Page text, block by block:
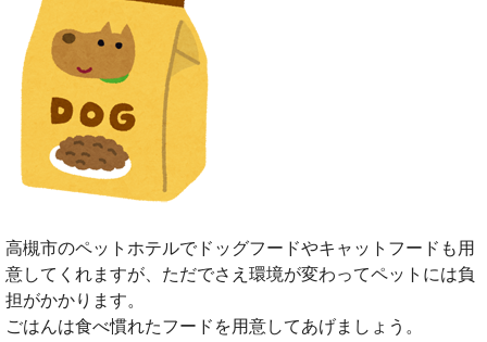
高槻市のペットホテルでドッグフードやキャットフードも用
意してくれますが、ただでさえ環境が変わってペットには負
担がかかります。
ごはんは食べ慣れたフードを用意してあげましょう。